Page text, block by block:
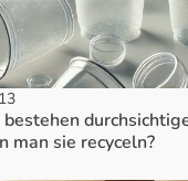
man sie recyceln?